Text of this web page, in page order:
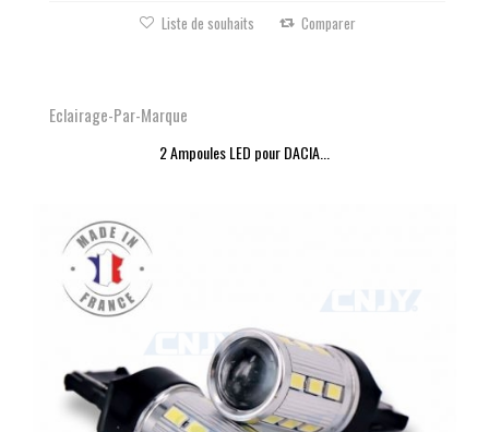
Liste de souhaits Comparer
Eclairage-Par-Marque
2 Ampoules LED pour DACIA...